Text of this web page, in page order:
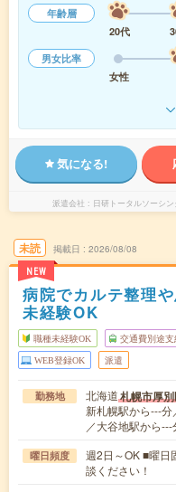
年齢層
20代
男女比率
女性
気になる!
派遣会社 日研トータルソーシ
未読
NEW
掲載日 2026/08/08
病院でカルテ整理
未経験OK
職種未経験OK 交通費別途支
WEB登録OK 派遣
勤務地 北海道札幌市厚
新札幌駅から---
／大谷地駅から
曜日頻度
週2日～OK ■曜日
談ください！